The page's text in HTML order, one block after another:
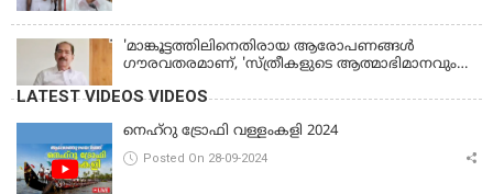
'മാങ്കൂട്ടത്തിലിനെതിരായ ആരോപണങ്ങള്‍
ഗൗരവതരമാണ്, 'സ്ത്രീകളുടെ ആത്മാഭിമാനവും
LATEST VIDEOS VIDEOS
നെഹ്‌റു ട്രോഫി വള്ളംകളി 2024
Posted On 28-09-2024